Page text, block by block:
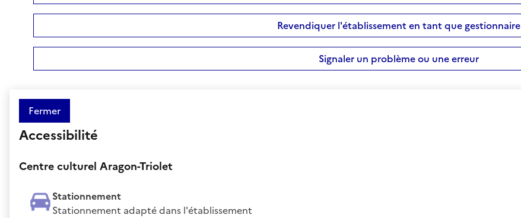
Revendiquer l'établissement en tant que gestionnaire
Signaler un problème ou une erreur
Fermer
Accessibilité
Centre culturel Aragon-Triolet
Stationnement
Stationnement adapté dans l'établissement